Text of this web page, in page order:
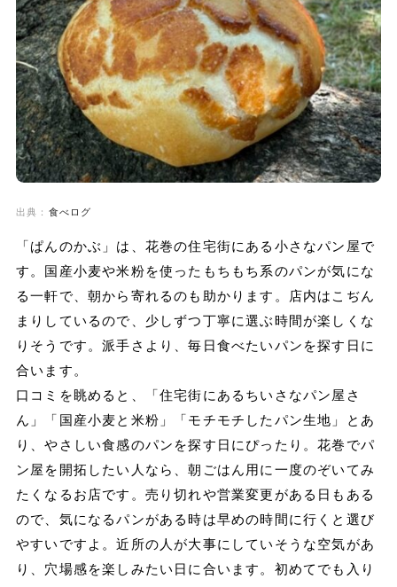
出典： 食べログ
「ぱんのかぶ」は、花巻の住宅街にある小さなパン屋で
す。国産小麦や米粉を使ったもちもち系のパンが気にな
る一軒で、朝から寄れるのも助かります。店内はこぢん
まりしているので、少しずつ丁寧に選ぶ時間が楽しくな
りそうです。派手さより、毎日食べたいパンを探す日に
合います。
口コミを眺めると、「住宅街にあるちいさなパン屋さ
ん」「国産小麦と米粉」「モチモチしたパン生地」とあ
り、やさしい食感のパンを探す日にぴったり。花巻でパ
ン屋を開拓したい人なら、朝ごはん用に一度のぞいてみ
たくなるお店です。売り切れや営業変更がある日もある
ので、気になるパンがある時は早めの時間に行くと選び
やすいですよ。近所の人が大事にしていそうな空気があ
り、穴場感を楽しみたい日に合います。初めてでも入り